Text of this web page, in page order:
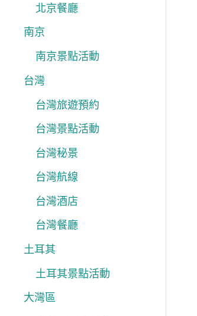
北京餐廳
南京
南京景點活動
台灣
台灣旅遊預約
台灣景點活動
台灣秘景
台灣航線
台灣酒店
台灣餐廳
土耳其
土耳其景點活動
大灣區